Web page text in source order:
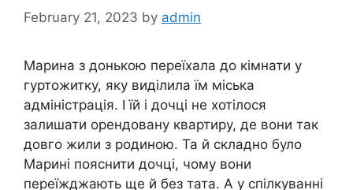
February 21, 2023 by admin
Марина з донькою переїхала до кімнати у
гуртожитку, яку виділила їм міська
адміністрація. І їй і дочці не хотілося
залишати орендовану квартиру, де вони так
довго жили з родиною. Та й складно було
Марині пояснити дочці, чому вони
переїжджають ще й без тата. А у спілкуванні